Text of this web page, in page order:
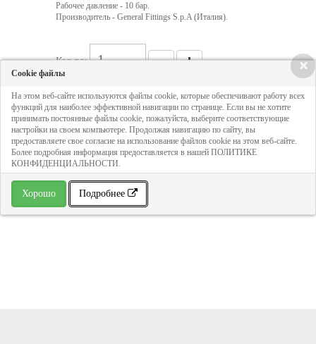
Рабочее давление - 10 бар.
Производитель - General Fittings S.p.A (Италия).
Кол-во:
156 руб
ДОБАВИТЬ В КОРЗИНУ
» В избранное
×
Cookie файлы
На этом веб-сайте используются файлы cookie, которые обеспечивают работу всех
функций для наиболее эффективной навигации по странице. Если вы не хотите
принимать постоянные файлы cookie, пожалуйста, выберите соответствующие
настройки на своем компьютере. Продолжая навигацию по сайту, вы
предоставляете свое согласие на использование файлов cookie на этом веб-сайте.
Более подробная информация предоставляется в нашей ПОЛИТИКЕ
КОНФИДЕНЦИАЛЬНОСТИ.
Хорошо Подробнее